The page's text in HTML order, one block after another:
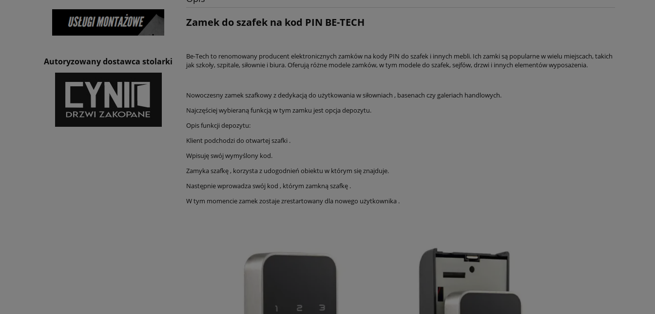
Autoryzowany dostawca stolarki
Zamek do szafek na kod PIN BE-TECH
Be-Tech to renomowany producent elektronicznych zamków na kody PIN do szafek i innych mebli. Ich zamki są popularne w wielu miejscach, takich
jak szkoły, szpitale, siłownie i biura. Oferują różne modele zamków, w tym modele do szafek, sejfów, drzwi i innych elementów wyposażenia.
Nowoczesny zamek szafkowy z dedykacją do użytkowania w siłowniach , basenach czy galeriach handlowych.
Najczęściej wybieraną funkcją w tym zamku jest opcja depozytu.
Opis funkcji depozytu:
Klient podchodzi do otwartej szafki .
Wpisuję swój wymyślony kod.
Zamyka szafkę , korzysta z udogodnień obiektu w którym się znajduje.
Następnie wprowadza swój kod , którym zamkną szafkę .
W tym momencie zamek zostaje zrestartowany dla nowego użytkownika .